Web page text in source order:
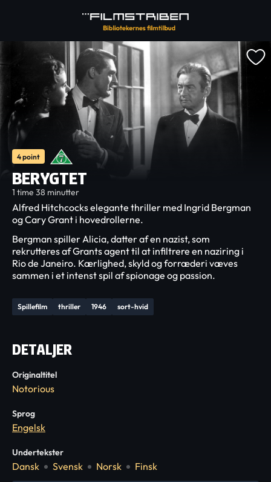
4 point
BERYGTET
1 time 38 minutter
Spillefilm thriller 1946 sort-hvid
Alfred Hitchcocks elegante thriller med Ingrid Bergman
og Cary Grant i hovedrollerne.
Bergman spiller Alicia, datter af en nazist, som
rekrutteres af Grants agent til at infiltrere en naziring i
Rio de Janeiro. Kærlighed, skyld og forræderi væves
sammen i et intenst spil af spionage og passion.
DETALJER
Originaltitel
Notorious
Sprog
Engelsk
Undertekster
Dansk Svensk Norsk Finsk